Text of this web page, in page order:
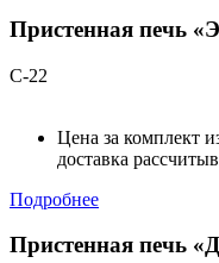
Пристенная печь
С-22
Цена за комплект
доставка
Подробнее
Пристенная печь